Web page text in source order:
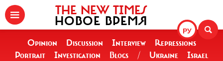
РУ
THE NEW TIMES
НОВОЕ ВРЕМЯ
Opinion Discussion Interview
Repressions
Portrait
Investigation Blogs / Ukraine
Israel